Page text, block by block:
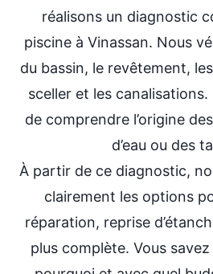
réalisons un diagnostic
piscine à Vinassan. Nous
du bassin, le revêtement,
sceller et les
de comprendre l’origine
d’eau ou des
À partir de ce diagnostic,
clairement les options
réparation, reprise
plus complète. Vous